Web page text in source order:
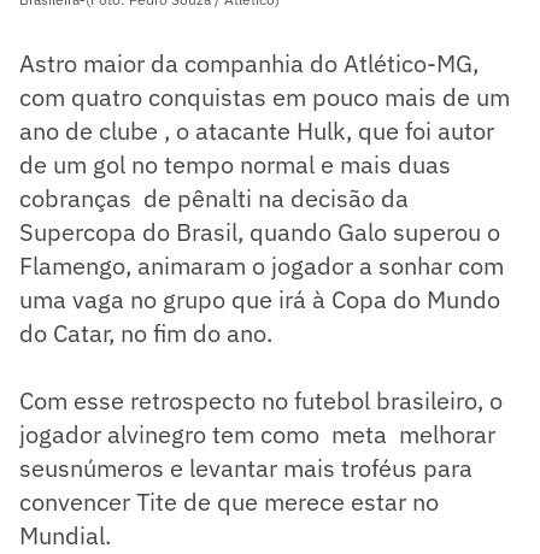
Astro maior da companhia do Atlético-MG,
com quatro conquistas em pouco mais de um
ano de clube , o atacante Hulk, que foi autor
de um gol no tempo normal e mais duas
cobranças de pênalti na decisão da
Supercopa do Brasil, quando Galo superou o
Flamengo, animaram o jogador a sonhar com
uma vaga no grupo que irá à Copa do Mundo
do Catar, no fim do ano.
Com esse retrospecto no futebol brasileiro, o
jogador alvinegro tem como meta melhorar
seusnúmeros e levantar mais troféus para
convencer Tite de que merece estar no
Mundial.